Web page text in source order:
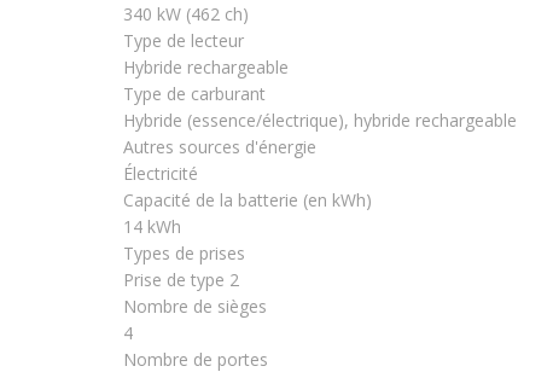
340 kW (462 ch)
Type de lecteur
Hybride rechargeable
Type de carburant
Hybride (essence/électrique), hybride rechargeable
Autres sources d'énergie
Électricité
Capacité de la batterie (en kWh)
14 kWh
Types de prises
Prise de type 2
Nombre de sièges
4
Nombre de portes